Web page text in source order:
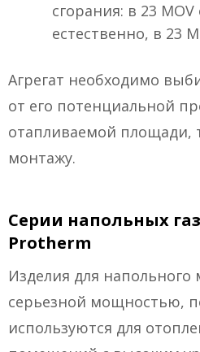
сгорания: в 23
естественно, в 23
Агрегат необходимо
от его потенциальной
отапливаемой площади,
монтажу.
Серии напольных
Protherm
Изделия для
серьезной мощностью,
используются для